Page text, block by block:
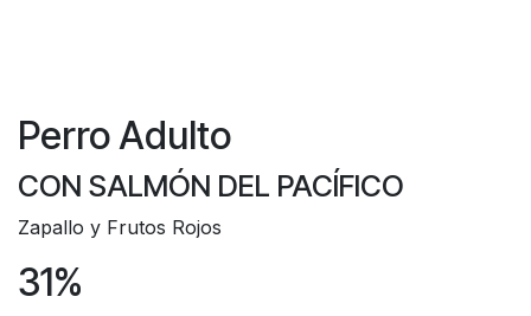
Perro Adulto
CON SALMÓN DEL PACÍFICO
Zapallo y Frutos Rojos
31%